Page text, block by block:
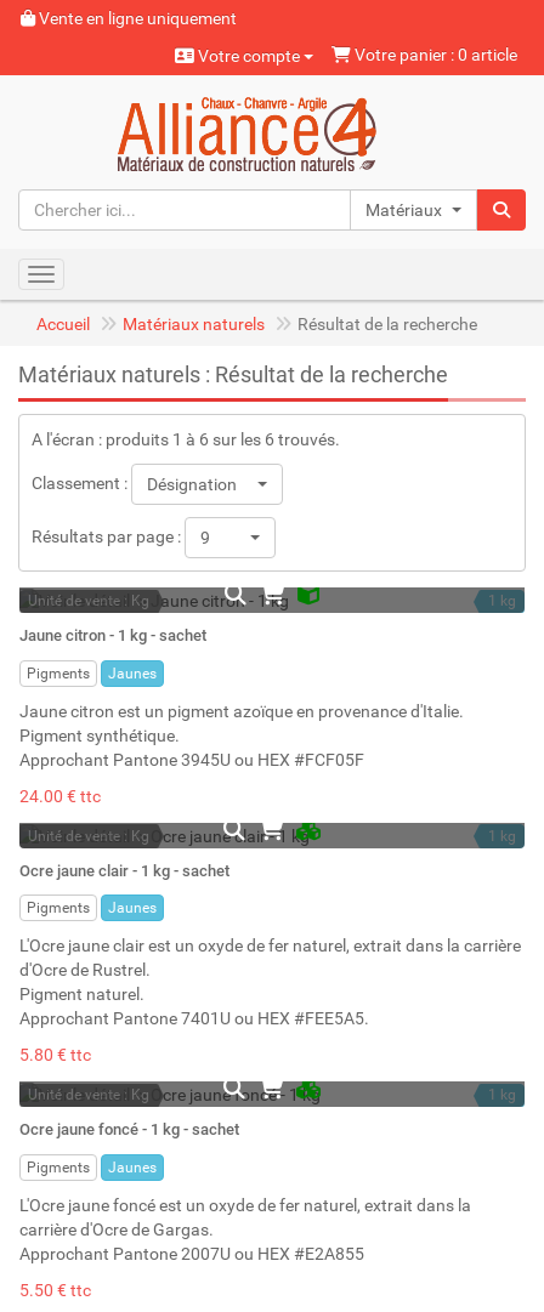
Vente en ligne uniquement
Votre compte
Votre panier : 0 article
Matériaux naturels
Toggle navigation
Accueil Matériaux naturels Résultat de la recherche
Matériaux naturels : Résultat de la recherche
A l'écran : produits 1 à 6 sur les 6 trouvés.
Classement : Désignation
Résultats par page : 9
Unité de vente : Kg
En stock
Stock : 6
1 kg
Jaune citron - 1 kg - sachet
Pigments Jaunes
Jaune citron est un pigment azoïque en provenance d'Italie.
Pigment synthétique.
Approchant Pantone 3945U ou HEX #FCF05F
24.00 € ttc
Unité de vente : Kg
En stock permanent
Stock : 2
1 kg
Ocre jaune clair - 1 kg - sachet
Pigments Jaunes
L'Ocre jaune clair est un oxyde de fer naturel, extrait dans la carrière
d'Ocre de Rustrel.
Pigment naturel.
Approchant Pantone 7401U ou HEX #FEE5A5.
5.80 € ttc
Unité de vente : Kg
En stock permanent
Stock : 4
1 kg
Ocre jaune foncé - 1 kg - sachet
Pigments Jaunes
L'Ocre jaune foncé est un oxyde de fer naturel, extrait dans la
carrière d'Ocre de Gargas.
Approchant Pantone 2007U ou HEX #E2A855
5.50 € ttc